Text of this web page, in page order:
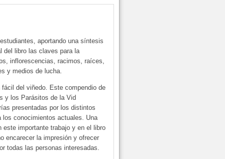
aportando una síntesis
del libro las claves para la
inflorescencias, racimos, raíces,
y medios de lucha.
del viñedo. Este compendio de
y los Parásitos de la Vid
presentadas por los distintos
conocimientos actuales. Una
este importante trabajo y en el libro
encarecer la impresión y ofrecer
todas las personas interesadas.